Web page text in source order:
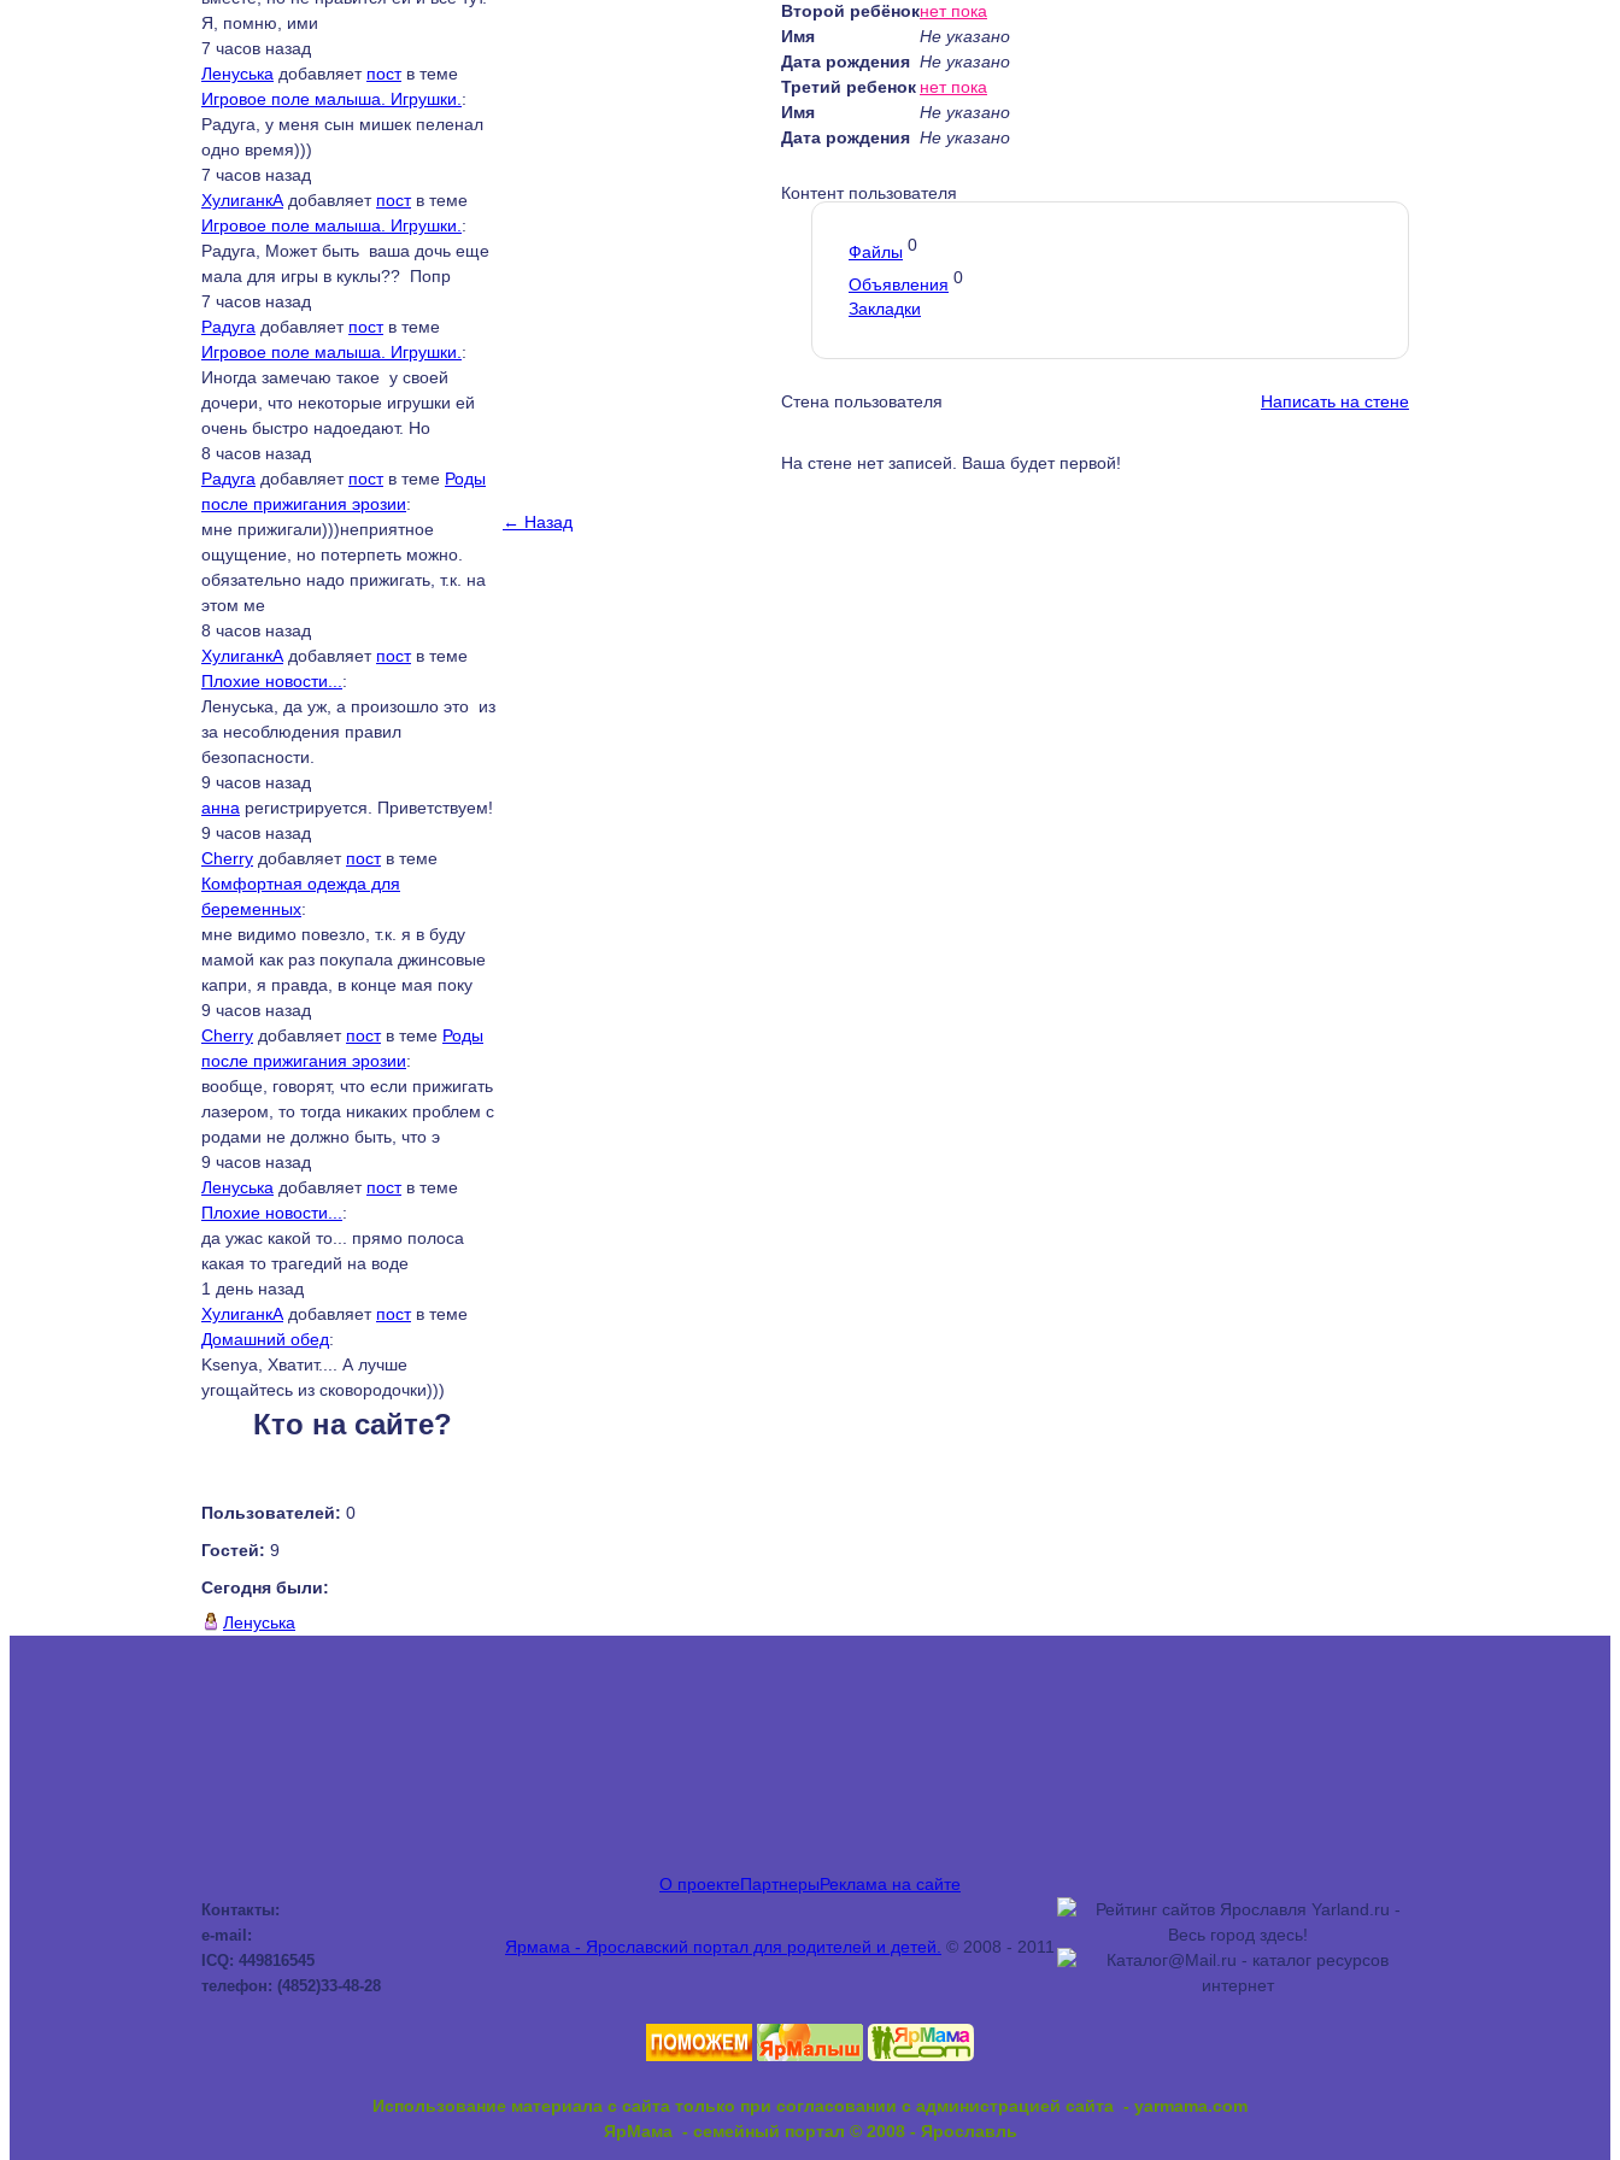
Я, помню, ими
7 часов назад
Ленуська добавляет поств теме
Игровое поле малыша. Игрушки. :
Радуга, у меня сын мишек пеленал
одно время)))
7 часов назад
ХулиганкА добавляет поств теме
Игровое поле малыша. Игрушки. :
Радуга, Может быть ваша дочь еще
мала для игры в куклы?? Попр
7 часов назад
Радуга добавляет поств теме
Игровое поле малыша. Игрушки. :
Иногда замечаю такое у своей
дочери, что некоторые игрушки ей
очень быстро надоедают. Но
8 часов назад
Радуга добавляет поств теме Роды
после прижигания эрозии:
мне прижигали)))неприятное
ощущение, но потерпеть можно.
обязательно надо прижигать, т.к. на
этом ме
8 часов назад
ХулиганкА добавляет поств теме
Плохие новости... :
Ленуська, да уж, а произошло это из
за несоблюдения правил
безопасности.
9 часов назад
анна регистрируется. Приветствуем!
9 часов назад
Cherry добавляет поств теме
Комфортная одежда для
беременных:
мне видимо повезло, т.к. я в буду
мамой как раз покупала джинсовые
капри, я правда, в конце мая поку
9 часов назад
Cherry добавляет поств теме Роды
после прижигания эрозии:
вообще, говорят, что если прижигать
лазером, то тогда никаких проблем с
родами не должно быть, что э
9 часов назад
Ленуська добавляет поств теме
Плохие новости... :
да ужас какой то... прямо полоса
какая то трагедий на воде
1 день назад
ХулиганкА добавляет поств теме
Домашний обед:
Ksenya, Хватит.... А лучше
угощайтесь из сковородочки)))
Кто на сайте?
Пользователей: 0
Гостей: 9
Сегодня были:
Ленуська
Второй ребёнокнет пока
Имя
Не указано
Дата рождения Не указано
Третий ребенок нет пока
Имя
Не указано
Дата рождения Не указано
Контент пользователя
Файлы 0
Объявления 0
Закладки
Стена пользователя Написать на стене
На стене нет записей. Ваша будет первой!
← Назад
О проектеПартнерыРеклама на сайте
Контакты:
e-mail:
ICQ: 449816545
телефон: (4852)33-48-28
Ярмама - Ярославский портал для родителей и детей. © 2008 - 2011
Использование материала с сайта только при согласовании с администрацией сайта - yarmama.com
ЯрМама - семейный портал © 2008 - Ярославль